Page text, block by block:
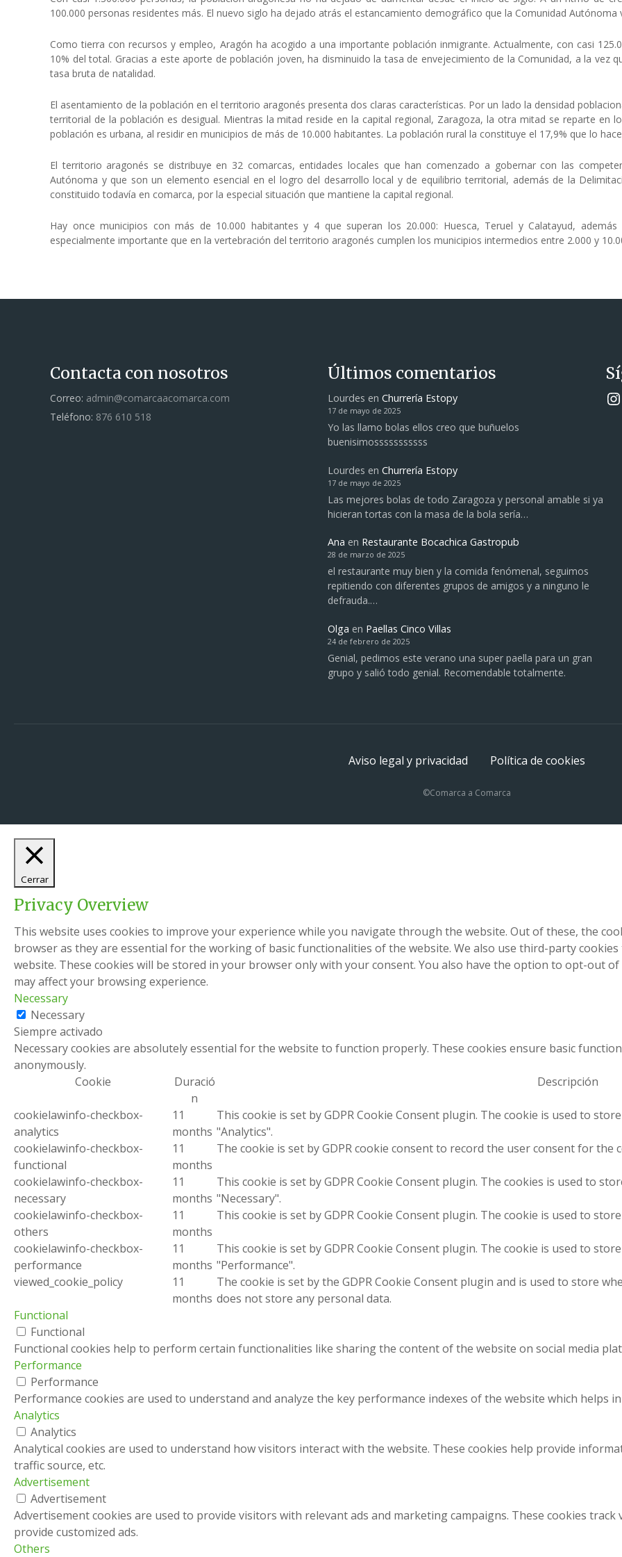
100.000 personas residentes más. El nuevo siglo ha dejado atrás el estancamiento demográfico que la Comunidad
Como tierra con recursos y empleo, Aragón ha acogido a una importante población inmigrante. Actualmente, con casi
10% del total. Gracias a este aporte de población joven, ha disminuido la tasa de envejecimiento de la Comunidad, a la vez
tasa bruta de natalidad.
El asentamiento de la población en el territorio aragonés presenta dos claras características. Por un lado la densidad
territorial de la población es desigual. Mientras la mitad reside en la capital regional, Zaragoza, la otra mitad se reparte en
población es urbana, al residir en municipios de más de 10.000 habitantes. La población rural la constituye el 17,9% que lo
El territorio aragonés se distribuye en 32 comarcas, entidades locales que han comenzado a gobernar con las
Autónoma y que son un elemento esencial en el logro del desarrollo local y de equilibrio territorial, además de la
constituido todavía en comarca, por la especial situación que mantiene la capital regional.
Hay once municipios con más de 10.000 habitantes y 4 que superan los 20.000: Huesca, Teruel y Calatayud,
especialmente importante que en la vertebración del territorio aragonés cumplen los municipios intermedios entre 2.000 y
Contacta con nosotros
Correo: admin@comarcaacomarca.com
Teléfono: 876 610 518
Últimos comentarios
Lourdes en Churrería Estopy
17 de mayo de 2025
Yo las llamo bolas ellos creo que buñuelos
buenisimosssssssssss
Lourdes en Churrería Estopy
17 de mayo de 2025
Las mejores bolas de todo Zaragoza y personal amable si ya
hicieran tortas con la masa de la bola sería…
Ana en Restaurante Bocachica Gastropub
28 de marzo de 2025
el restaurante muy bien y la comida fenómenal, seguimos
repitiendo con diferentes grupos de amigos y a ninguno le
defrauda.…
Olga en Paellas Cinco Villas
24 de febrero de 2025
Genial, pedimos este verano una super paella para un gran
grupo y salió todo genial. Recomendable totalmente.
Instagram
Aviso legal y privacidad Política de cookies
©Comarca a Comarca
Cerrar
Privacy Overview
This website uses cookies to improve your experience while you navigate through the website. Out of these, the
browser as they are essential for the working of basic functionalities of the website. We also use third-party
website. These cookies will be stored in your browser only with your consent. You also have the option to opt-out
may affect your browsing experience.
Necessary
Necessary
Siempre activado
Necessary cookies are absolutely essential for the website to function properly. These cookies ensure basic
anonymously.
Cookie
Duració
n
Descripción
cookielawinfo-checkbox-
analytics
11
months
This cookie is set by GDPR Cookie Consent plugin. The cookie is used to
"Analytics".
cookielawinfo-checkbox-
functional
11
months
The cookie is set by GDPR cookie consent to record the user consent for the
cookielawinfo-checkbox-
necessary
11
months
This cookie is set by GDPR Cookie Consent plugin. The cookies is used to
"Necessary".
cookielawinfo-checkbox-
others
11
months
This cookie is set by GDPR Cookie Consent plugin. The cookie is used to
cookielawinfo-checkbox-
performance
11
months
This cookie is set by GDPR Cookie Consent plugin. The cookie is used to
"Performance".
viewed_cookie_policy
11
months
The cookie is set by the GDPR Cookie Consent plugin and is used to store
does not store any personal data.
Functional
Functional
Functional cookies help to perform certain functionalities like sharing the content of the website on social media
Performance
Performance
Performance cookies are used to understand and analyze the key performance indexes of the website which helps
Analytics
Analytics
Analytical cookies are used to understand how visitors interact with the website. These cookies help provide
traffic source, etc.
Advertisement
Advertisement
Advertisement cookies are used to provide visitors with relevant ads and marketing campaigns. These cookies
provide customized ads.
Others